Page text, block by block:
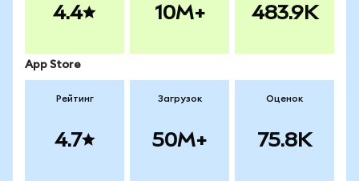
4.4 10M+ 483.9K
App Store
Рейтинг
4.7
Загрузок
50M+
Оценок
75.8K